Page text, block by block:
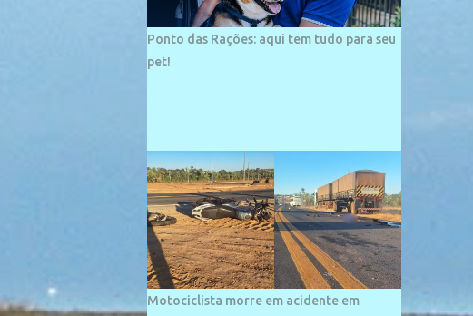
o SESC Praia, inaugurado em 12 de julho de
1996. Com arquitetura moderna,...
Ponto das Rações: aqui tem tudo para seu
pet!
Motociclista morre em acidente em